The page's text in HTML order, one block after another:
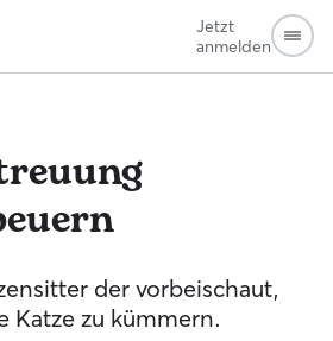
Jetzt
anmelden
der vorbeischaut,
Katze zu kümmern.